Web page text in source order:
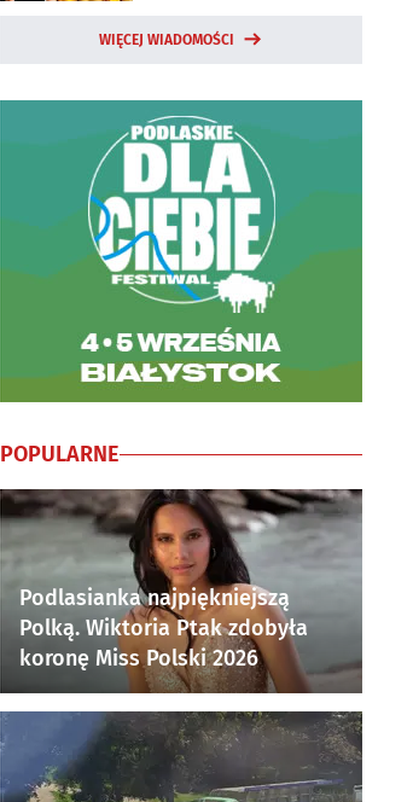
WIĘCEJ WIADOMOŚCI
POPULARNE
Podlasianka najpiękniejszą
Polką. Wiktoria Ptak zdobyła
koronę Miss Polski 2026